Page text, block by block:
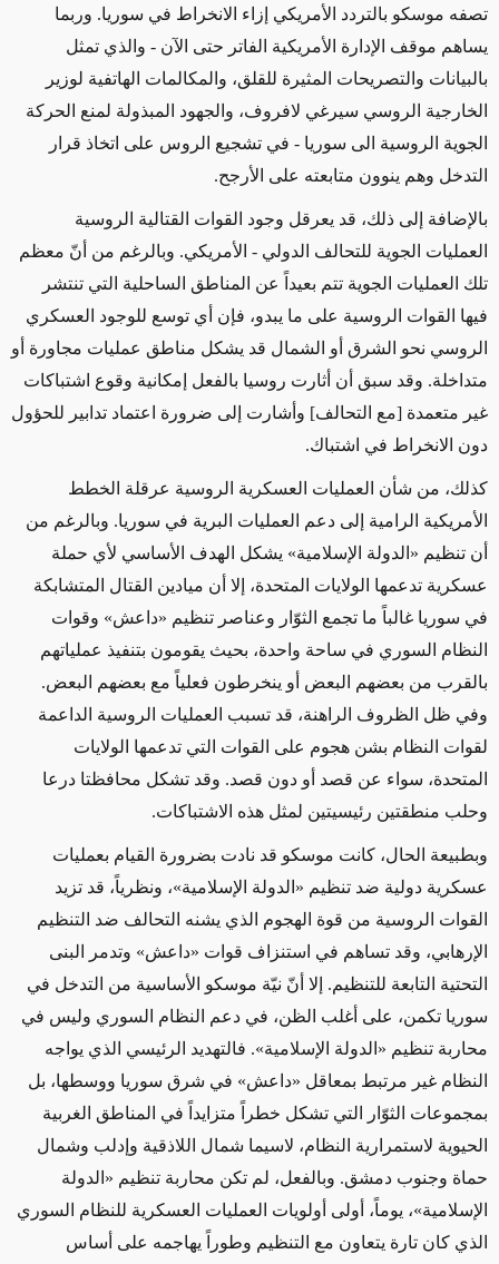
تصفه موسكو بالتردد الأمريكي إزاء الانخراط في سوريا. وربما
يساهم موقف الإدارة الأمريكية الفاتر حتى الآن - والذي تمثل
بالبيانات والتصريحات المثيرة للقلق، والمكالمات الهاتفية لوزير
الخارجية الروسي سيرغي لافروف، والجهود المبذولة لمنع الحركة
الجوية الروسية الى سوريا - في تشجيع الروس على اتخاذ قرار
التدخل وهم ينوون متابعته على الأرجح.
بالإضافة إلى ذلك، قد يعرقل وجود القوات القتالية الروسية
العمليات الجوية للتحالف الدولي - الأمريكي. وبالرغم من أنّ معظم
تلك العمليات الجوية تتم بعيداً عن المناطق الساحلية التي تنتشر
فيها القوات الروسية على ما يبدو، فإن أي توسع للوجود العسكري
الروسي نحو الشرق أو الشمال قد يشكل مناطق عمليات مجاورة أو
متداخلة. وقد سبق أن أثارت روسيا بالفعل إمكانية وقوع اشتباكات
غير متعمدة [مع التحالف] وأشارت إلى ضرورة اعتماد تدابير للحؤول
دون الانخراط في اشتباك.
كذلك، من شأن العمليات العسكرية الروسية عرقلة الخطط
الأمريكية الرامية إلى دعم العمليات البرية في سوريا. وبالرغم من
أن تنظيم «الدولة الإسلامية» يشكل الهدف الأساسي لأي حملة
عسكرية تدعمها الولايات المتحدة، إلا أن ميادين القتال المتشابكة
في سوريا غالباً ما تجمع الثوّار وعناصر تنظيم «داعش» وقوات
النظام السوري في ساحة واحدة، بحيث يقومون بتنفيذ عملياتهم
بالقرب من بعضهم البعض أو ينخرطون فعلياً مع بعضهم البعض.
وفي ظل الظروف الراهنة، قد تسبب العمليات الروسية الداعمة
لقوات النظام بشن هجوم على القوات التي تدعمها الولايات
المتحدة، سواء عن قصد أو دون قصد. وقد تشكل محافظتا درعا
وحلب منطقتين رئيسيتين لمثل هذه الاشتباكات.
وبطبيعة الحال، كانت موسكو قد نادت بضرورة القيام بعمليات
عسكرية دولية ضد تنظيم «الدولة الإسلامية»، ونظرياً، قد تزيد
القوات الروسية من قوة الهجوم الذي يشنه التحالف ضد التنظيم
الإرهابي، وقد تساهم في استنزاف قوات «داعش» وتدمر البنى
التحتية التابعة للتنظيم. إلا أنّ نيّة موسكو الأساسية من التدخل في
سوريا تكمن، على أغلب الظن، في دعم النظام السوري وليس في
محاربة تنظيم «الدولة الإسلامية». فالتهديد الرئيسي الذي يواجه
النظام غير مرتبط بمعاقل «داعش» في شرق سوريا ووسطها، بل
بمجموعات الثوّار التي تشكل خطراً متزايداً في المناطق الغربية
الحيوية لاستمرارية النظام، لاسيما شمال اللاذقية وإدلب وشمال
حماة وجنوب دمشق. وبالفعل، لم تكن محاربة تنظيم «الدولة
الإسلامية»، يوماً، أولى أولويات العمليات العسكرية للنظام السوري
الذي كان تارة يتعاون مع التنظيم وطوراً يهاجمه على أساس